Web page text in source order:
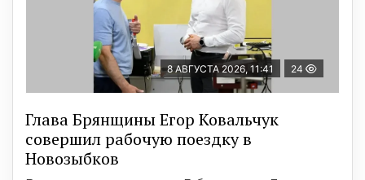
8 АВГУСТА 2026, 11:41 24
Глава Брянщины Егор Ковальчук
совершил рабочую поездку в
Новозыбков